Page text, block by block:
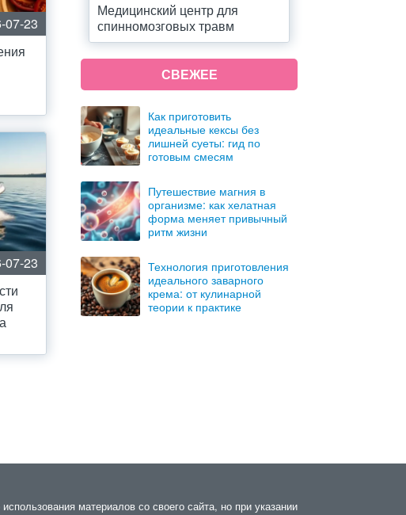
07-23
07-23
Медицинский центр для
спинномозговых травм
СВЕЖЕЕ
Как приготовить
идеальные кексы без
лишней суеты: гид по
готовым смесям
Путешествие магния в
организме: как хелатная
форма меняет привычный
ритм жизни
Технология приготовления
идеального заварного
крема: от кулинарной
теории к практике
материалов со своего сайта, но при указании